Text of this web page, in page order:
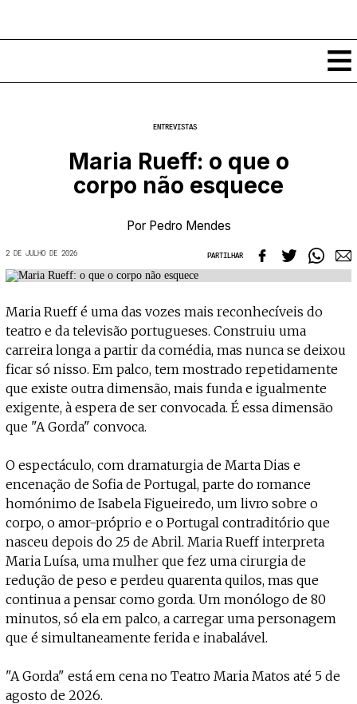
Classificados
Ver todos
Por Localidade
Locais
Mapa
Submeter Eventos
COFFEELABS
Cursos Curtos
Formadores
Links úteis
Publicações
Sobre
Projecto e Equipa
Estatuto Editorial
Ficha Técnica
Política de privacidade
Política de privacidade - App
Coffeelabs Cursos curtos
Mantém viva a cultura independente — apoia o Coffeepaste e
Apoiar
ENTREVISTAS
Maria Rueff: o que o
corpo não esquece
Por Pedro Mendes
2 DE JULHO DE 2026 PARTILHAR
Maria Rueff é uma das vozes mais reconhecíveis do
teatro e da televisão portugueses. Construiu uma
carreira longa a partir da comédia, mas nunca se deixou
ficar só nisso. Em palco, tem mostrado repetidamente
que existe outra dimensão, mais funda e igualmente
exigente, à espera de ser convocada. É essa dimensão
que "A Gorda" convoca.
O espectáculo, com dramaturgia de Marta Dias e
encenação de Sofia de Portugal, parte do romance
homónimo de Isabela Figueiredo, um livro sobre o
corpo, o amor-próprio e o Portugal contraditório que
nasceu depois do 25 de Abril. Maria Rueff interpreta
Maria Luísa, uma mulher que fez uma cirurgia de
redução de peso e perdeu quarenta quilos, mas que
continua a pensar como gorda. Um monólogo de 80
minutos, só ela em palco, a carregar uma personagem
que é simultaneamente ferida e inabalável.
"A Gorda" está em cena no Teatro Maria Matos até 5 de
agosto de 2026.